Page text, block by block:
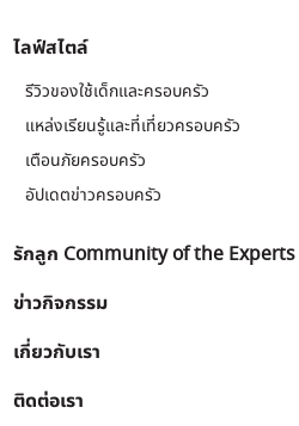
ไลฟ์สไตล์
รีวิวของใช้เด็กและครอบครัว
แหล่งเรียนรู้และที่เที่ยวครอบครัว
เตือนภัยครอบครัว
อัปเดตข่าวครอบครัว
รักลูก Community of the Experts
ข่าวกิจกรรม
เกี่ยวกับเรา
ติดต่อเรา